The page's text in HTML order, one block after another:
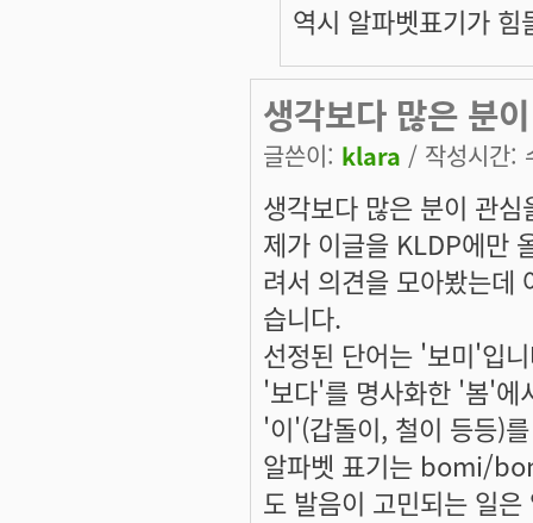
역시 알파벳표기가
생각보다 많은 분
글쓴이: klara / 작성시간:
생각보다 많은 분이 관
제가 이글을 KLDP에만
려서 의견을 모아봤는데
습니다.
선정된 단어는 '보미'입
'보다'를 명사화한 '봄'에
'이'(갑돌이, 철이 등등)
알파벳 표기는 bomi/
도 발음이 고민되는 일